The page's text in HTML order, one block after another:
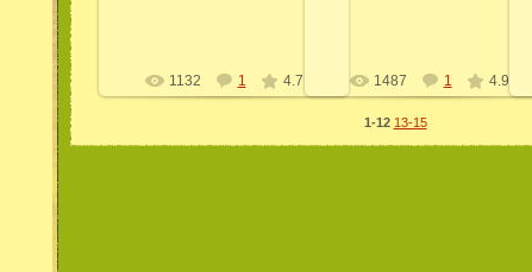
1132 1 4.7 1487 1 4.9
1-12 13-15